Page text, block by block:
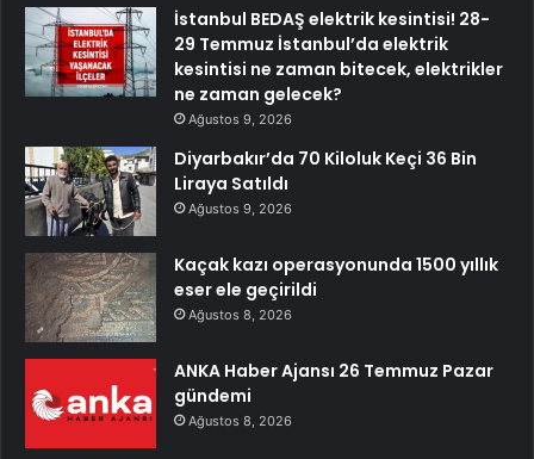
İstanbul BEDAŞ elektrik kesintisi! 28-
29 Temmuz İstanbul’da elektrik
kesintisi ne zaman bitecek, elektrikler
ne zaman gelecek?
Ağustos 9, 2026
Diyarbakır’da 70 Kiloluk Keçi 36 Bin
Liraya Satıldı
Ağustos 9, 2026
Kaçak kazı operasyonunda 1500 yıllık
eser ele geçirildi
Ağustos 8, 2026
ANKA Haber Ajansı 26 Temmuz Pazar
gündemi
Ağustos 8, 2026